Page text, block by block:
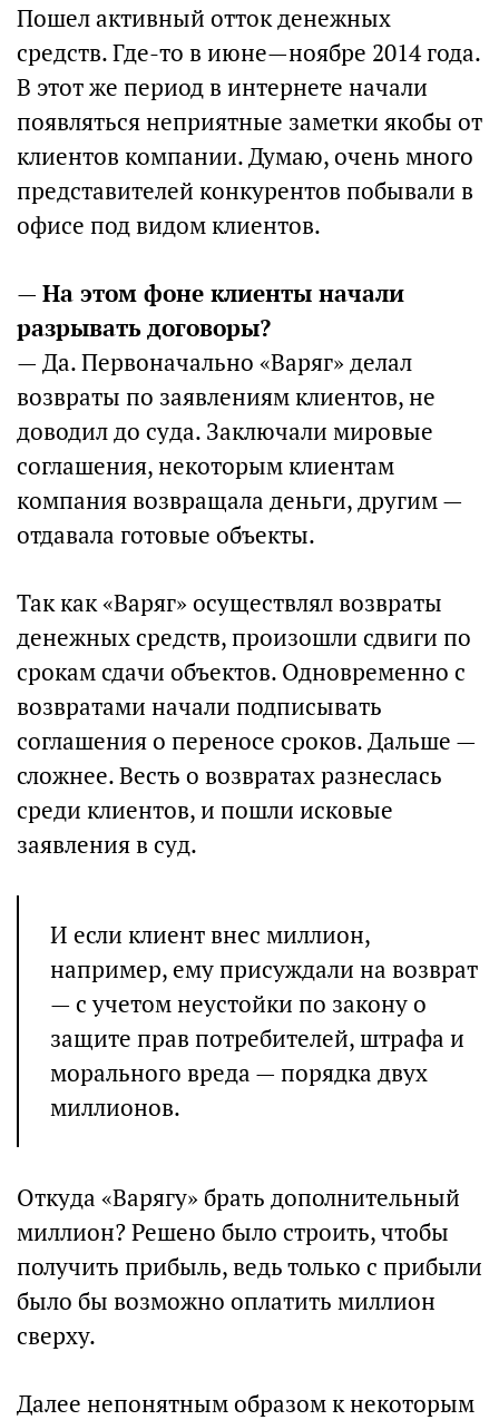
Пошел активный отток денежных
средств. Где-то в июне—ноябре 2014 года.
В этот же период в интернете начали
появляться неприятные заметки якобы от
клиентов компании. Думаю, очень много
представителей конкурентов побывали в
офисе под видом клиентов.
—На этом фоне клиенты начали
разрывать договоры?
— Да. Первоначально «Варяг» делал
возвраты по заявлениям клиентов, не
доводил до суда. Заключали мировые
соглашения, некоторым клиентам
компания возвращала деньги, другим —
отдавала готовые объекты.
Так как «Варяг» осуществлял возвраты
денежных средств, произошли сдвиги по
срокам сдачи объектов. Одновременно с
возвратами начали подписывать
соглашения о переносе сроков. Дальше —
сложнее. Весть о возвратах разнеслась
среди клиентов, и пошли исковые
заявления в суд.
И если клиент внес миллион,
например, ему присуждали на возврат
— с учетом неустойки по закону о
защите прав потребителей, штрафа и
морального вреда — порядка двух
миллионов.
Откуда «Варягу» брать дополнительный
миллион? Решено было строить, чтобы
получить прибыль, ведь только с прибыли
было бы возможно оплатить миллион
сверху.
Далее непонятным образом к некоторым